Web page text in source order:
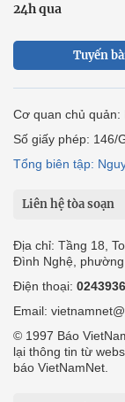
24h qua
Tuyến
Cơ quan chủ quản:
Số giấy phép: 146/
Tổng biên tập:
Liên hệ tòa soạn
Địa chỉ: Tầng 18,
Đình Nghệ, phường
Điện thoại:
Email:
© 1997 Báo
lại thông tin từ
báo VietNamNet.